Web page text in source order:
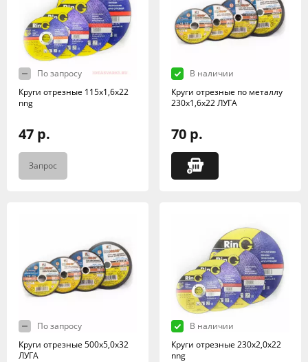
По запросу
Круги отрезные 115х1,6х22
nng
47 р.
Запрос
В наличии
Круги отрезные по металлу
230х1,6х22 ЛУГА
70 р.
По запросу
Круги отрезные 500х5,0х32
ЛУГА
В наличии
Круги отрезные 230х2,0х22
nng